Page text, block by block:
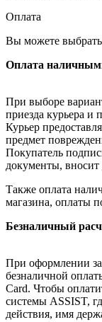
Оплата
Вы можете
Оплата
При выборе
приезда курьера и
Курьер
предмет
Покупатель
документы, вносит
Также оплата
магазина, оплаты
Безналичный
При оформлении
безналичной
Card. Чтобы
системы ASSIST,
действия, имя